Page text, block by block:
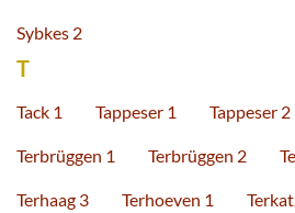
Sybkes 2
T
Tack 1 Tappeser 1 Tappeser 2
Terbrüggen 1 Terbrüggen 2
Terhaag 3 Terhoeven 1